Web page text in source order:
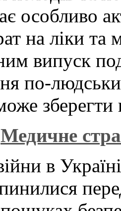
особливо
на ліки та
випуск
по-
зберегти
Медичне
в